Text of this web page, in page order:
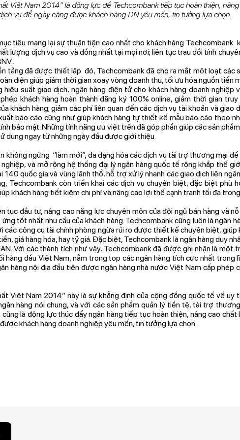
Việt Nam 2014” là động lực để Techcombank tiếp tục hoàn thiện,
vụ để ngày càng được khách hàng DN yêu mến, tin tưởng lựa chọn.
tiêu mang lại sự thuận tiện cao nhất cho khách hàng Techcombank
lượng dịch vụ cao và đồng nhất tại mọi nơi; liên tục trau dồi tính
tảng đã được thiết lập đó, Techcombank đã cho ra mắt môt loạt các
diện giúp giảm thời gian xoay vòng doanh thu, tối ưu hóa nguồn tiền
hiệu suất giao dịch, ngân hàng điện tử cho khách hàng doanh nghiệp
khách hàng hoàn thành đăng ký 100% online, giảm thời gian
khách hàng; giảm các phí liên quan đến các dịch vụ tài khoản và giao
báo cáo cũng như giúp khách hàng tự thiết kế mẫu báo cáo theo
bảo mật. Những tính năng ưu việt trên đã góp phần giúp các sản
dụng ngay từ những ngày đầu được giới thiệu.
không ngừng “làm mới”, đa dạng hóa các dịch vụ tài trợ thương mại để
và mở rộng hệ thống đại lý ngân hàng quốc tế rộng khắp thế
140 quốc gia và vùng lãnh thổ, hỗ trợ xử lý nhanh các giao dịch liên
Techcombank còn triển khai các dịch vụ chuyên biệt, đặc biệt phù
khách hàng tiết kiệm chi phí và nâng cao lợi thế cạnh tranh tối đa
tục đầu tư, nâng cao năng lực chuyên môn của đội ngũ bán hàng và
tốt nhất nhu cầu của khách hàng. Techcombank cũng luôn là ngân
các công cụ tài chính phòng ngừa rủi ro được thiết kế chuyên biệt, giúp
giá hàng hóa, hay tỷ giá. Đặc biệt, Techcombank là ngân hàng duy
Với các thành tích như vậy, Techcombank đã được ghi nhận là một
hàng đầu Việt Nam, nằm trong top các ngân hàng tích cực nhất trong
hàng nội địa đầu tiên được ngân hàng nhà nước Việt Nam cấp phép
Việt Nam 2014” này là sự khẳng định của cộng đồng quốc tế về uy
hàng nói chung, và với các sản phẩm quản lý tiền tệ, tài trợ
là động lực thúc đẩy ngân hàng tiếp tục hoàn thiện, nâng cao chất
khách hàng doanh nghiệp yêu mến, tin tưởng lựa chọn.